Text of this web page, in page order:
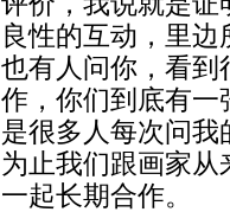
良性的互动，里
也有人问你，看到
作，你们到底有一
是很多人每次问
为止我们跟画家
一起长期合作。